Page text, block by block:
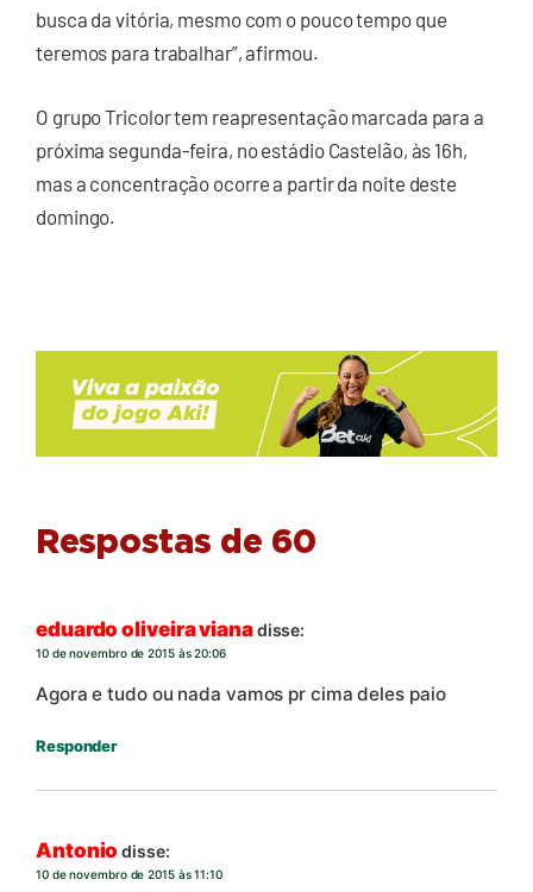
busca da vitória, mesmo com o pouco tempo que
teremos para trabalhar”, afirmou.
O grupo Tricolor tem reapresentação marcada para a
próxima segunda-feira, no estádio Castelão, às 16h,
mas a concentração ocorre a partir da noite deste
domingo.
Respostas de 60
eduardo oliveira vianadisse:
10 de novembro de 2015 às 20:06
Agora e tudo ou nada vamos pr cima deles paio
Responder
Antonio disse:
10 de novembro de 2015 às 11:10